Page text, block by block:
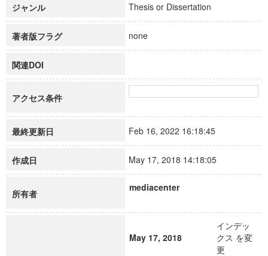
ジャンル Thesis or Dissertation
著者版フラグ none
関連DOI
アクセス条件
最終更新日 Feb 16, 2022 16:18:45
作成日 May 17, 2018 14:18:05
所有者
mediacenter
May 17, 2018
インデッ
クス を変
更